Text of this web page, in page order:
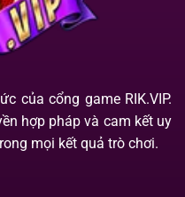
của cổng game RIK.VIP.
hợp pháp và cam kết uy
mọi kết quả trò chơi.